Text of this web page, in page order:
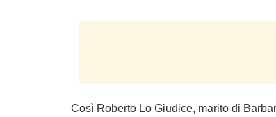
Così Roberto Lo Giudice, marito di